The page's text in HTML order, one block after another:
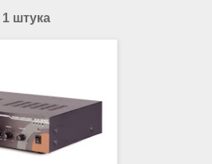
1 штука